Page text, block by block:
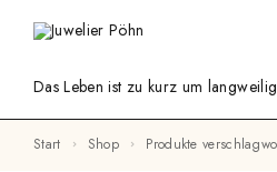
Das Leben ist zu kurz um
Start Shop Produkte